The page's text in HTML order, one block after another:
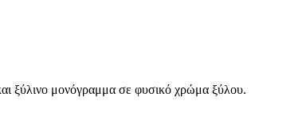
ξύλινο μονόγραμμα σε φυσικό χρώμα ξύλου.